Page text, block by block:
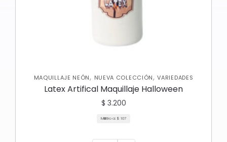
MAQUILLAJE NEÓN, NUEVA COLECCIÓN,VARIEDADES
Latex Artifical Maquillaje Halloween
$ 3.200
Mililitro a: $ 107